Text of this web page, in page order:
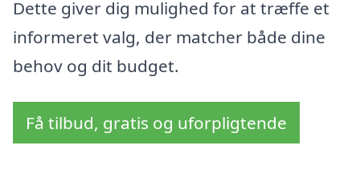
Dette giver dig mulighed for at træffe et
informeret valg, der matcher både dine
behov og dit budget.
Få tilbud, gratis og uforpligtende